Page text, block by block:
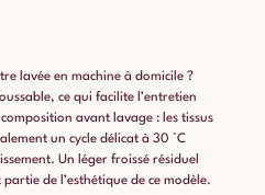
lavée en machine à domicile ?
ce qui facilite l’entretien
avant lavage : les tissus
un cycle délicat à 30 °C
Un léger froissé résiduel
de l’esthétique de ce modèle.